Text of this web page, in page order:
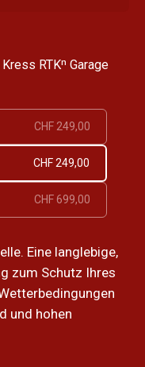
Kress RTKⁿ Garage
CHF 249,00
CHF 249,00
CHF 699,00
Eine langlebige,
zum Schutz Ihres
und hohen